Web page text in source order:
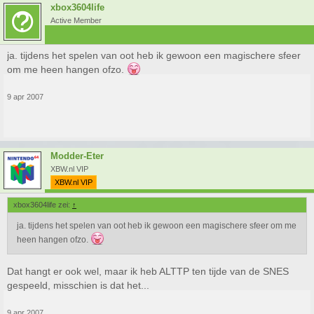
xbox3604life
Active Member
ja. tijdens het spelen van oot heb ik gewoon een magischere sfeer
om me heen hangen ofzo.
9 apr 2007
Modder-Eter
XBW.nl VIP
XBW.nl VIP
xbox3604life zei: ↑
ja. tijdens het spelen van oot heb ik gewoon een magischere sfeer om me
heen hangen ofzo.
Dat hangt er ook wel, maar ik heb ALTTP ten tijde van de SNES
gespeeld, misschien is dat het...